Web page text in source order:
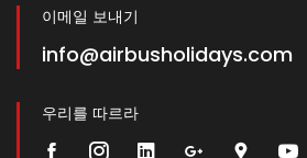
이메일 보내기
info@airbusholidays.com
우리를 따르라